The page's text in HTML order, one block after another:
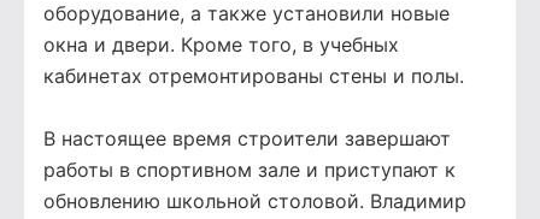
оборудование, а также установили новые
окна и двери. Кроме того, в учебных
кабинетах отремонтированы стены и полы.
В настоящее время строители завершают
работы в спортивном зале и приступают к
обновлению школьной столовой. Владимир